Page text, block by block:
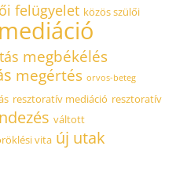
felügyelet közös szülői
mediáció
megbékélés
megértés orvos-beteg
resztoratív mediáció resztoratív
váltott
vita új utak